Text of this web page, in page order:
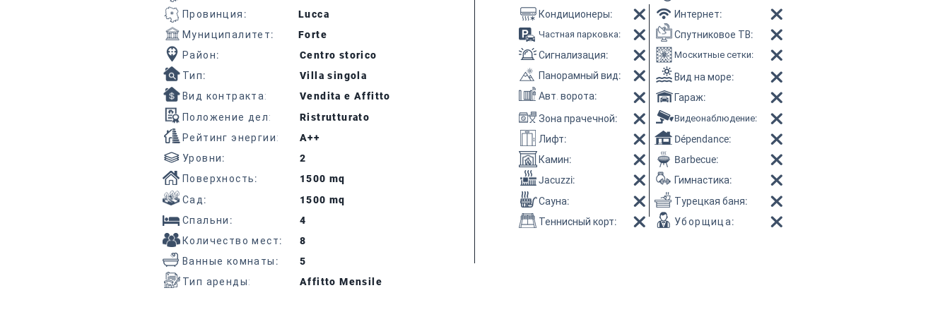
Провинция :
Lucca
Муниципалитет:
Forte
Район:
Centro storico
Тип:
Villa singola
Вид контракта:
Vendita e Affitto
Кондиционеры:
Частная парковка:
Сигнализация:
Панорамный вид:
Авт. ворота:
Интернет:
Спутниковое ТВ:
Москитные сетки:
Вид на море:
Гараж:
Положение дел:
Рейтинг энергии:
Уровни:
Поверхность:
Сад:
Спальни :
Количество мест:
Ristrutturato Зона прачечной: Видеонаблюдение:
Лифт:
A++
Dépendance:
2
1500 mq
1500 mq
4
Камин:
Jacuzzi:
Сауна:
Теннисный корт:
Barbecue:
Гимнастика:
Турецкая баня:
Уборщица:
8
Ванные комнаты :
5
Тип аренды:
Affitto Mensile